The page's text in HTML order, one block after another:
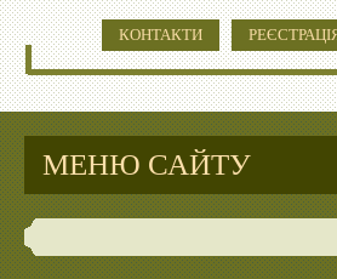
КОНТАКТИ
МЕНЮ САЙТУ